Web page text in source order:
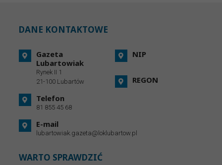
DANE KONTAKTOWE
Gazeta
Lubartowiak
Rynek II 1
21-100 Lubartów
Telefon
81 855 45 68
E-mail
lubartowiak.gazeta@loklubartow.pl
NIP
REGON
WARTO SPRAWDZIĆ